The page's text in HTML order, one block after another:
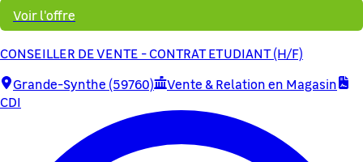
Voir l'offre
CONSEILLER DE VENTE - CONTRAT ETUDIANT (H/F)
Grande-Synthe (59760)
Vente & Relation en Magasin
CDI